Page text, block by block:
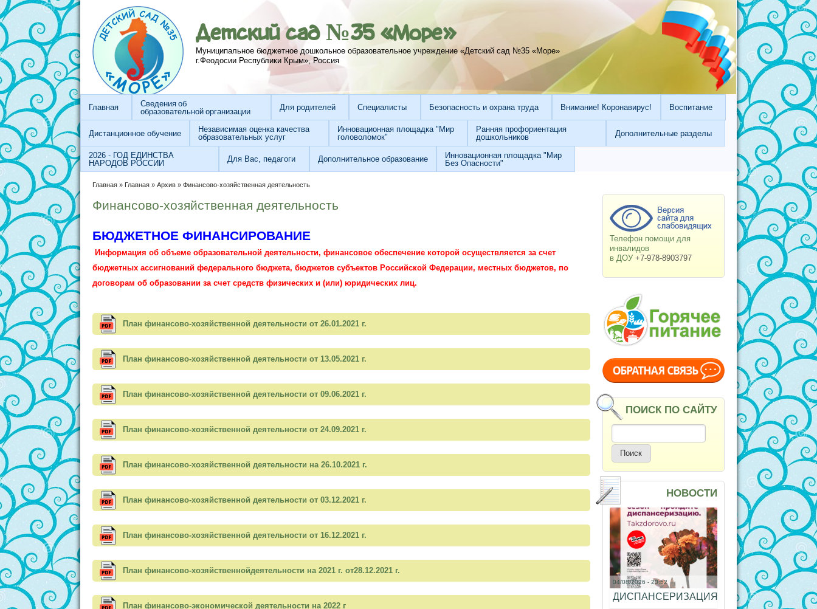
Перейти к основному содержанию
Skip to search
Детский сад №35 «Море»
Муниципальное бюджетное дошкольное образовательное учреждение «Детский сад №35 «Море»
г.Феодосии Республики Крым», Россия
Главная
Сведения об
образовательной организации
Для родителей Специалисты Безопасность и охрана труда Внимание! Коронавирус! Воспитание
Дистанционное обучение
Независимая оценка качества
образовательных услуг
Инновационная площадка "Мир
головоломок"
Ранняя профориентация
дошкольников
Дополнительные разделы
2026 - ГОД ЕДИНСТВА
НАРОДОВ РОССИИ
Для Вас, педагоги Дополнительное образование
Инновационная площадка "Мир
Без Опасности"
Вы здесь
Главная» Главная» Архив» Финансово-хозяйственная деятельность
Финансово-хозяйственная деятельность
БЮДЖЕТНОЕ ФИНАНСИРОВАНИЕ
Информация об объеме образовательной деятельности, финансовое обеспечение которой осуществляется за счет
бюджетных ассигнований федерального бюджета, бюджетов субъектов Российской Федерации, местных бюджетов, по
договорам об образовании за счет средств физических и (или) юридических лиц.
План финансово-хозяйственной деятельности от 26.01.2021 г.
План финансово-хозяйственной деятельности от 13.05.2021 г.
План финансово-хозяйственной деятельности от 09.06.2021 г.
План финансово-хозяйственной деятельности от 24.09.2021 г.
План финансово-хозяйственной деятельности на 26.10.2021 г.
План финансово-хозяйственной деятельности от 03.12.2021 г.
План финансово-хозяйственной деятельности от 16.12.2021 г.
План финансово-хозяйственнойдеятельности на 2021 г. от28.12.2021 г.
План финансово-экономической деятельности на 2022 г
Телефон помощи для
инвалидов
в ДОУ+7-978-8903797
ПОИСК ПО САЙТУ
НОВОСТИ
04/08/2026 - 20:52
ДИСПАНСЕРИЗАЦИЯ!!!